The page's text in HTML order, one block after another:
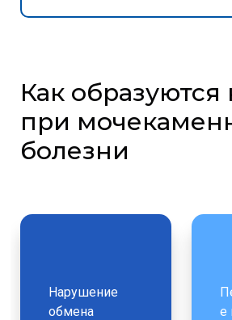
Как
при
болезни
Нарушение
обмена
е